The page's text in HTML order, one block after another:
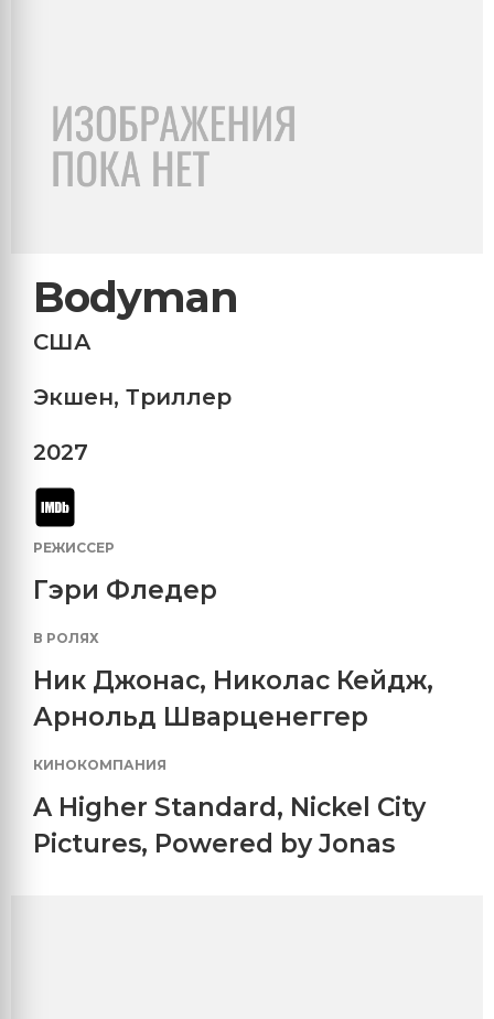
Bodyman
США
Экшен, Триллер
2027
РЕЖИССЕР
Гэри Фледер
В РОЛЯХ
Ник Джонас, Николас Кейдж,
Арнольд Шварценеггер
КИНОКОМПАНИЯ
A Higher Standard, Nickel City
Pictures, Powered by Jonas